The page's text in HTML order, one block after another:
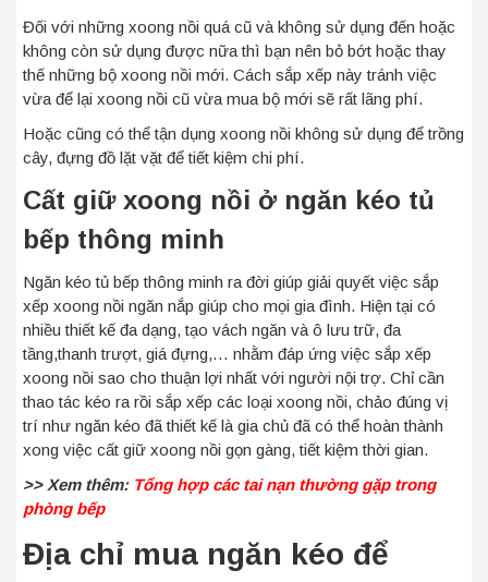
Đối với những xoong nồi quá cũ và không sử dụng đến hoặc
không còn sử dụng được nữa thì bạn nên bỏ bớt hoặc thay
thế những bộ xoong nồi mới. Cách sắp xếp này tránh việc
vừa để lại xoong nồi cũ vừa mua bộ mới sẽ rất lãng phí.
Hoặc cũng có thể tận dụng xoong nồi không sử dụng để trồng
cây, đựng đồ lặt vặt để tiết kiệm chi phí.
Cất giữ xoong nồi ở ngăn kéo tủ
bếp thông minh
Ngăn kéo tủ bếp thông minh ra đời giúp giải quyết việc sắp
xếp xoong nồi ngăn nắp giúp cho mọi gia đình. Hiện tại có
nhiều thiết kế đa dạng, tạo vách ngăn và ô lưu trữ, đa
tầng,thanh trượt, giá đựng,… nhằm đáp ứng việc sắp xếp
xoong nồi sao cho thuận lợi nhất với người nội trợ. Chỉ cần
thao tác kéo ra rồi sắp xếp các loại xoong nồi, chảo đúng vị
trí như ngăn kéo đã thiết kế là gia chủ đã có thể hoàn thành
xong việc cất giữ xoong nồi gọn gàng, tiết kiệm thời gian.
>> Xem thêm: Tổng hợp các tai nạn thường gặp trong
phòng bếp
Địa chỉ mua ngăn kéo để